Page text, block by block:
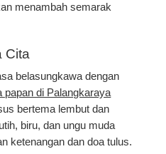
menambah semarak
Cita
belasungkawa dengan
papan di Palangkaraya
bertema lembut dan
biru, dan ungu muda
ketenangan dan doa tulus.